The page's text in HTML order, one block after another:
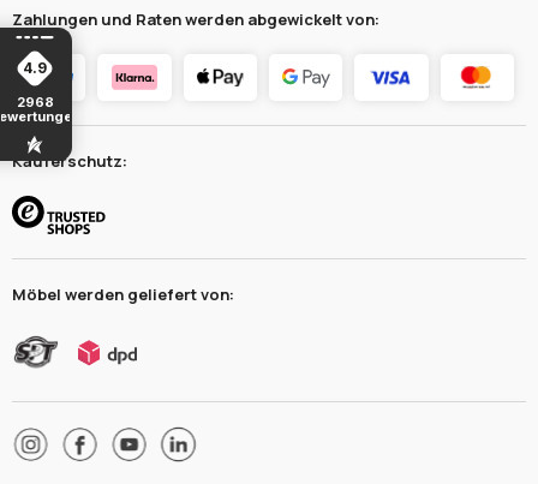
4.9
2968
Zahlungen und Raten werden abgewickelt von:
Käuferschutz:
Möbel werden geliefert von: